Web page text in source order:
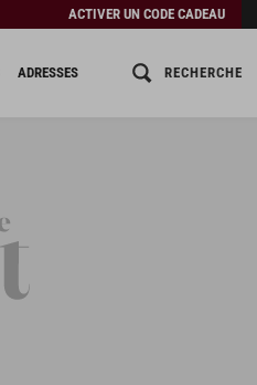
ACTIVER UN CODE CADEAU
ADRESSES RECHERCHE